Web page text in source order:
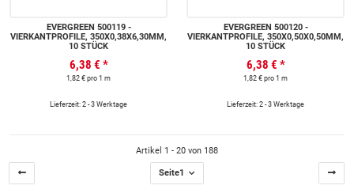
EVERGREEN 500119 -
VIERKANTPROFILE, 350X0,38X6,30MM,
10 STÜCK
6,38 € *
1,82 € pro 1 m
Lieferzeit: 2 - 3 Werktage
EVERGREEN 500120 -
VIERKANTPROFILE, 350X0,50X0,50MM,
10 STÜCK
6,38 € *
1,82 € pro 1 m
Lieferzeit: 2 - 3 Werktage
Artikel 1 - 20 von 188
Seite1